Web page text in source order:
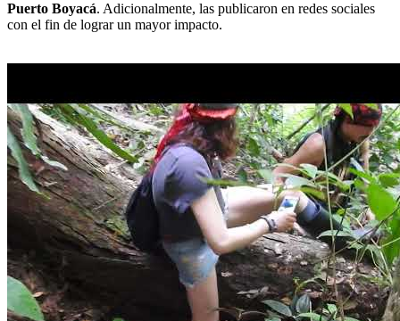
Puerto Boyacá. Adicionalmente, las publicaron en redes sociales
con el fin de lograr un mayor impacto.